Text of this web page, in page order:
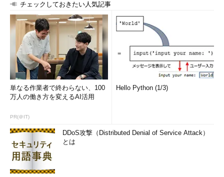
チェックしておきたい人気記事
単なる作業者で終わらない、100
万人の働き方を変えるAI活用
PR(＠IT)
Hello Python (1/3)
DDoS攻撃（Distributed Denial of Service Attack）
とは